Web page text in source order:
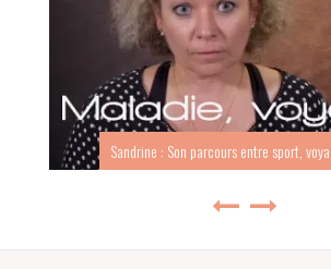
Sandrine : Son parcours entre sport,